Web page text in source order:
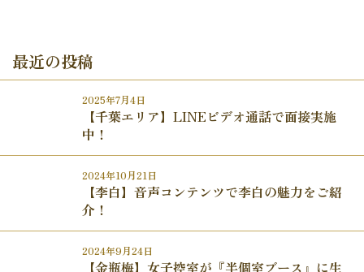
最近の投稿
2025年7月4日
【千葉エリア】LINEビデオ通話で面接実施
中！
2024年10月21日
【李白】音声コンテンツで李白の魅力をご紹
介！
2024年9月24日
【金瓶梅】女子控室が『半個室ブース』に生